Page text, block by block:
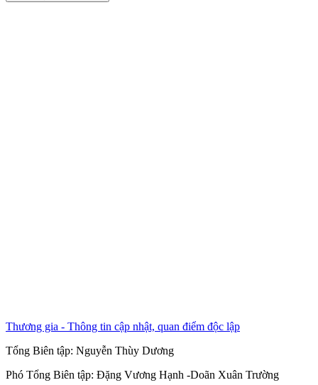
Thương gia - Thông tin cập nhật, quan điểm độc lập
Tổng Biên tập: Nguyễn Thùy Dương
Phó Tổng Biên tập: Đặng Vương Hạnh -Doãn Xuân Trường